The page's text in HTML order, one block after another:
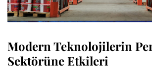
Modern Teknolojilerin
Sektörüne Etkileri